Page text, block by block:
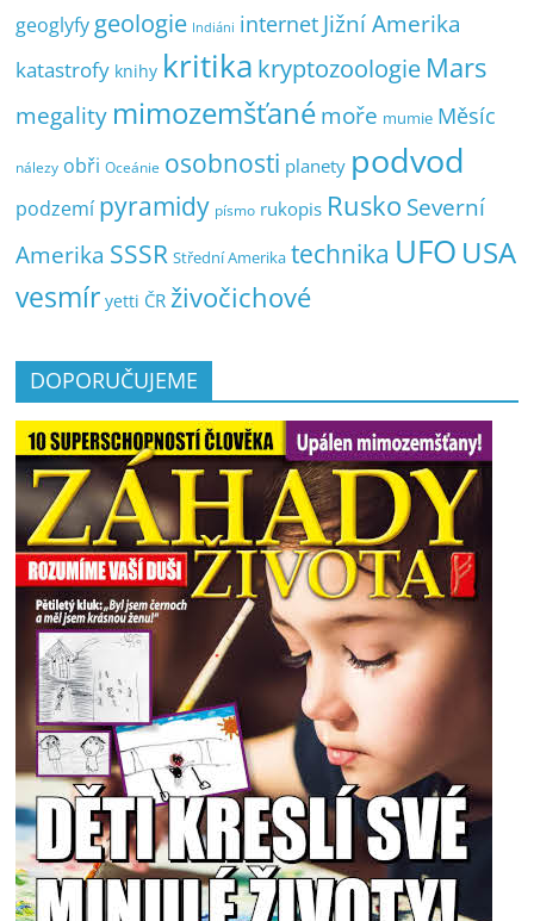
geoglyfy geologie Indiáni internet Jižní Amerika
katastrofy knihy kritika kryptozoologie Mars
megality mimozemšťanémoře mumie Měsíc
nálezy obři Oceánie osobnosti planety podvod
podzemí pyramidy písmo rukopis Rusko Severní
Amerika SSSR Střední Amerika technika UFO USA
vesmír yetti ČR živočichové
DOPORUČUJEME